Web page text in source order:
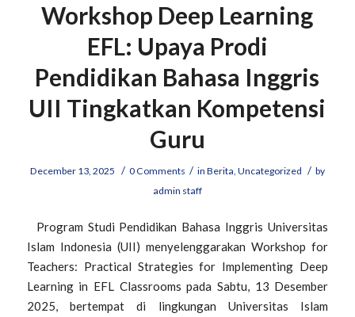
Workshop Deep Learning
EFL: Upaya Prodi
Pendidikan Bahasa Inggris
UII Tingkatkan Kompetensi
Guru
December 13, 2025 / 0 Comments / in Berita, Uncategorized / by
admin staff
Program Studi Pendidikan Bahasa Inggris Universitas
Islam Indonesia (UII) menyelenggarakan Workshop for
Teachers: Practical Strategies for Implementing Deep
Learning in EFL Classrooms pada Sabtu, 13 Desember
2025, bertempat di lingkungan Universitas Islam